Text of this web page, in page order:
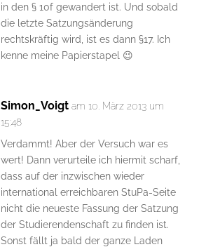
in den § 10f gewandert ist. Und sobald
die letzte Satzungsänderung
rechtskräftig wird, ist es dann §17. Ich
kenne meine Papierstapel 😉
Simon_Voigt am 10. März 2013 um
15:48
Verdammt! Aber der Versuch war es
wert! Dann verurteile ich hiermit scharf,
dass auf der inzwischen wieder
international erreichbaren StuPa-Seite
nicht die neueste Fassung der Satzung
der Studierendenschaft zu finden ist.
Sonst fällt ja bald der ganze Laden